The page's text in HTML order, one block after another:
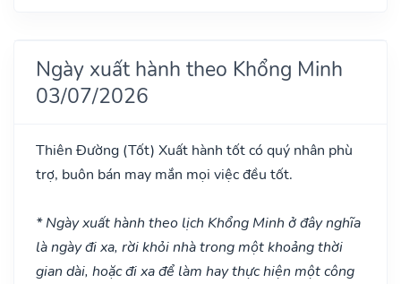
Ngày xuất hành theo Khổng Minh
03/07/2026
Thiên Đường (Tốt) Xuất hành tốt có quý nhân phù
trợ, buôn bán may mắn mọi việc đều tốt.
* Ngày xuất hành theo lịch Khổng Minh ở đây nghĩa
là ngày đi xa, rời khỏi nhà trong một khoảng thời
gian dài, hoặc đi xa để làm hay thực hiện một công